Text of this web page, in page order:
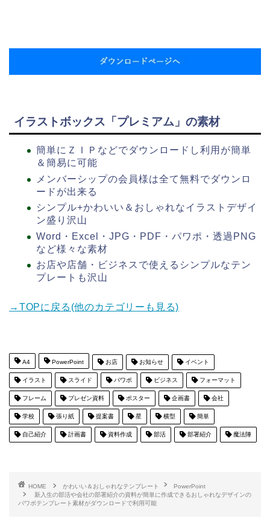
イラストボックス「プレミアム」の素材
簡単にＺＩＰなどでダウンロードし利用が簡単
＆簡易に可能
メンバーシップの会員様は全て無料でダウンロ
ードが出来る
シンプル+かわいい＆おしゃれなイラストデザイ
ン盛り沢山
Word・Excel・JPG・PDF・パワポ・透過PNG
など様々な素材
お店や店舗・ビジネスで使えるシンプルなテン
プレートも沢山
→TOPに戻る(他のカテゴリーも見る)
A4 PowerPoint お店 お知らせ イベント
イラスト スライド パワポ ビジネス フォーマット
フレーム プレゼン資料 ポスター 企画書 会社
学校 張り紙 提案書 星 横型 簡単
自己紹介 計画書 資料作成 部活 部署紹介 魔法陣
HOME かわいい＆おしゃれなテンプレート
PowerPoint
新入生の部活や会社の部署紹介の資料が簡単に作成できるおしゃれなデザインの
パワポテンプレート素材がダウンロードで利用可能